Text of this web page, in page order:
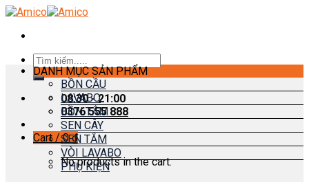
Skip
content
Search
for:
08:30 - 21:00
0376 555 888
Cart /0₫
No products in the cart.
DANH MỤC SẢN PHẨM
BỒN CẦU
LAVABO
BỒN TẮM
SEN CÂY
SEN TẮM
VÒI LAVABO
PHỤ KIỆN